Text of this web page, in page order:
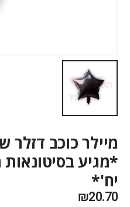
יח'*
₪20.70